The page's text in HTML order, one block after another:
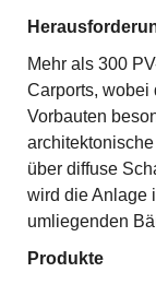
Mehr als 300
Carports, wobei
Vorbauten
über diffuse
wird die Anlage
umliegenden
Produkte